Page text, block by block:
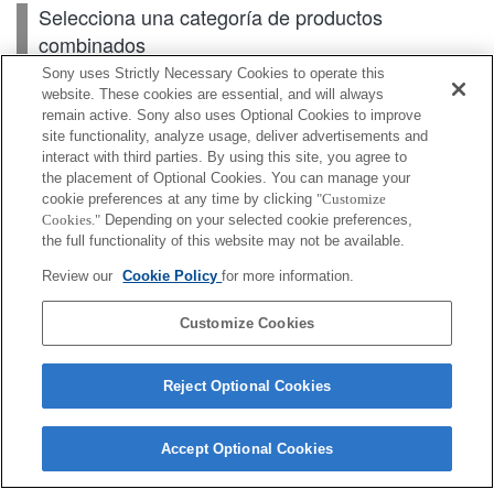
Selecciona una categoría de productos
combinados
Cuerpo
Accesorios para lente
Accesorios
Según el país o la región, es posible que algunos de
los productos mostrados no estén disponibles.
Sony uses Strictly Necessary Cookies to operate this
website. These cookies are essential, and will always
remain active. Sony also uses Optional Cookies to improve
site functionality, analyze usage, deliver advertisements and
interact with third parties. By using this site, you agree to
the placement of Optional Cookies. You can manage your
cookie preferences at any time by clicking "Customize
Cookies." Depending on your selected cookie preferences,
the full functionality of this website may not be available.
Review our Cookie Policyfor more information.
Customize Cookies
Reject Optional Cookies
Accept Optional Cookies